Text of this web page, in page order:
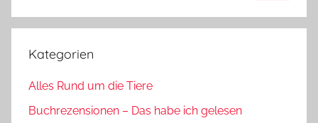
Kategorien
Alles Rund um die Tiere
Buchrezensionen – Das habe ich gelesen